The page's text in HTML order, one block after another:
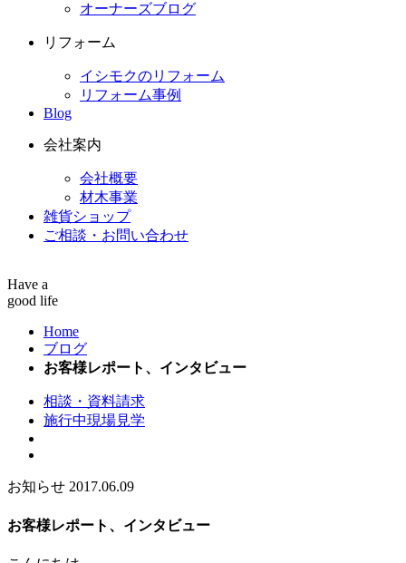
オーナーズブログ
リフォーム
イシモクのリフォーム
リフォーム事例
Blog
会社案内
会社概要
材木事業
雑貨ショップ
ご相談・お問い合わせ
Have a
good life
Home
ブログ
お客様レポート、インタビュー
相談・資料請求
施行中現場見学
お知らせ 2017.06.09
お客様レポート、インタビュー